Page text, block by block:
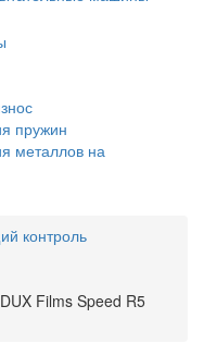
пружин
металлов на
контроль
Films Speed R5